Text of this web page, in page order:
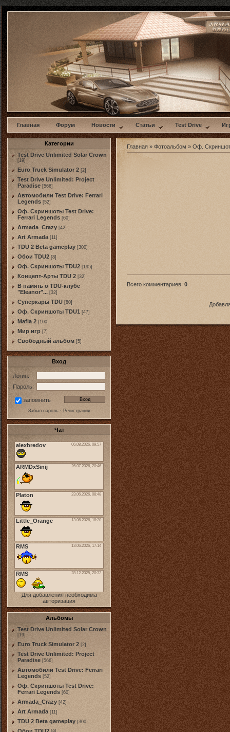
w
Главная Форум Новости Статьи Test Drive
Категории
Test Drive Unlimited Solar Crown
[19]
Euro Truck Simulator 2 [2]
Test Drive Unlimited: Project
Paradise [566]
Автомобили Test Drive: Ferrari
Legends [52]
Оф. Скриншоты Test Drive:
Ferrari Legends [60]
Armada_Crazy [42]
Art Armada [11]
TDU 2 Beta gameplay [300]
Обои TDU2 [8]
Оф. Скриншоты TDU2 [195]
Концепт-Арты TDU 2 [32]
В память о TDU-клубе
"Eleanor"... [32]
Суперкары TDU [80]
Оф. Скриншоты TDU1 [47]
Mafia 2 [100]
Мир игр [7]
Свободный альбом [5]
Вход
Логин:
Пароль:
запомнить
Забыл пароль· Регистрация
Чат
Для добавления необходима
авторизация
Альбомы
Test Drive Unlimited Solar Crown
[19]
Euro Truck Simulator 2 [2]
Test Drive Unlimited: Project
Paradise [566]
Автомобили Test Drive: Ferrari
Legends [52]
Оф. Скриншоты Test Drive:
Ferrari Legends [60]
Armada_Crazy [42]
Art Armada [11]
TDU 2 Beta gameplay [300]
Главная » Фотоальбом » Оф.
Всего комментариев: 0